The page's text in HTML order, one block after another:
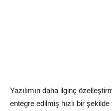
Yazılımın daha ilginç
entegre edilmiş hızlı bir